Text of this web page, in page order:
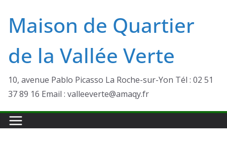
contenu
Maison de Quartier
de la Vallée Verte
10, avenue Pablo Picasso La Roche-sur-Yon Tél : 02 51
37 89 16 Email : valleeverte@amaqy.fr